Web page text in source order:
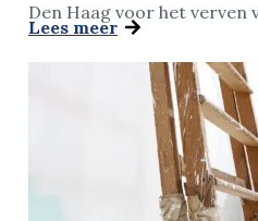
Den Haag voor het verven
Lees meer